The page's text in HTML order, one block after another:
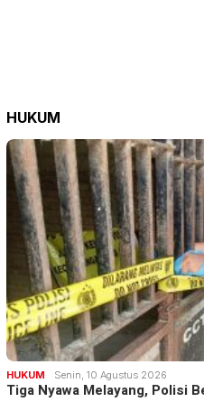
HUKUM
HUKUM Senin, 10 Agustus 2026
Tiga Nyawa Melayang, Polisi